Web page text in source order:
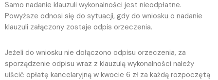
Samo nadanie klauzuli wykonalności jest nieodpłatne.
Powyższe odnosi się do sytuacji, gdy do wniosku o nadanie
klauzuli załączony zostaje odpis orzeczenia.
Jeżeli do wniosku nie dołączono odpisu orzeczenia, za
sporządzenie odpisu wraz z klauzulą wykonalności należy
uiścić opłatę kancelaryjną w kwocie 6 zł za każdą rozpoczętą